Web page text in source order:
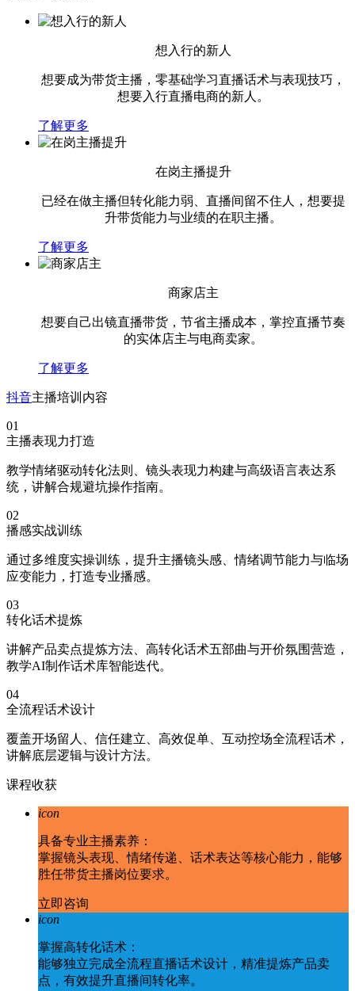
想入行的新人
想要成为带货主播，零基础学习直播话术与表现技巧，
想要入行直播电商的新人。
了解更多
在岗主播提升
已经在做主播但转化能力弱、直播间留不住人，想要提
升带货能力与业绩的在职主播。
了解更多
商家店主
想要自己出镜直播带货，节省主播成本，掌控直播节奏
的实体店主与电商卖家。
了解更多
抖音主播培训内容
01
主播表现力打造
教学情绪驱动转化法则、镜头表现力构建与高级语言表达系
统，讲解合规避坑操作指南。
02
播感实战训练
通过多维度实操训练，提升主播镜头感、情绪调节能力与临场
应变能力，打造专业播感。
03
转化话术提炼
讲解产品卖点提炼方法、高转化话术五部曲与开价氛围营造，
教学AI制作话术库智能迭代。
04
全流程话术设计
覆盖开场留人、信任建立、高效促单、互动控场全流程话术，
讲解底层逻辑与设计方法。
课程收获
icon
具备专业主播素养：
掌握镜头表现、情绪传递、话术表达等核心能力，能够
胜任带货主播岗位要求。
立即咨询
icon
掌握高转化话术：
能够独立完成全流程直播话术设计，精准提炼产品卖
点，有效提升直播间转化率。